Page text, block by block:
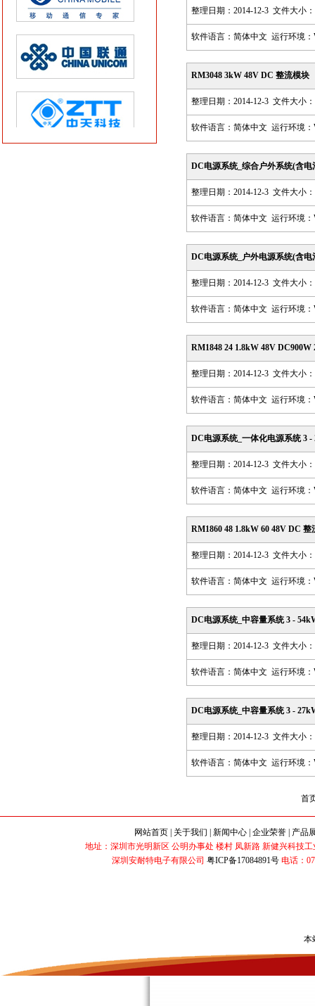
整理日期：2014-12-3 文件大小：
软件语言：简体中文 运行环境：
RM3048 3kW 48V DC 整流模块
整理日期：2014-12-3 文件大小
软件语言：简体中文 运行环境：
DC电源系统_综合户外系统(含
整理日期：2014-12-3 文件大小：
软件语言：简体中文 运行环境：
DC电源系统_户外电源系统(含电
整理日期：2014-12-3 文件大小：
软件语言：简体中文 运行环境：
RM1848 24 1.8kW 48V
整理日期：2014-12-3 文件大小
软件语言：简体中文 运行环境：
DC电源系统_一体化电源系统 3
整理日期：2014-12-3 文件大小
软件语言：简体中文 运行环境：
RM1860 48 1.8kW 60 48V DC 整
整理日期：2014-12-3 文件大小：
软件语言：简体中文 运行环境：
DC电源系统_中容量系统 3 -
整理日期：2014-12-3 文件大小
软件语言：简体中文 运行环境：
DC电源系统_中容量系统 3 -
整理日期：2014-12-3 文件大小：
软件语言：简体中文 运行环境：
首
网站首页 关于我们 新闻中心 企业荣誉
产品
地址：深圳市光明新区 公明办事处 楼村 凤新路 新健兴科技工
深圳安耐特电子有限公司 粤ICP备17084891号电话：
本